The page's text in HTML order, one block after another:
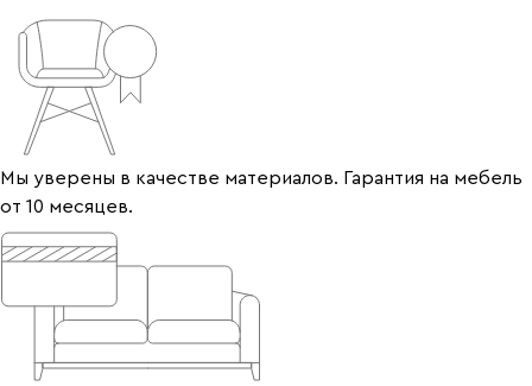
Мы уверены в качестве материалов. Гарантия на мебель
от 10 месяцев.